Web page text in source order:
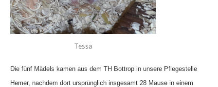
Tessa
Die fünf Mädels kamen aus dem TH Bottrop in unsere Pflegestelle
Hemer, nachdem dort ursprünglich insgesamt 28 Mäuse in einem